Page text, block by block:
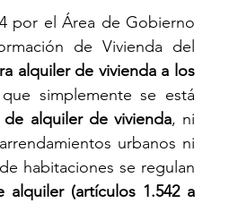
por el Área de Gobierno
alquiler de vivienda a los
simplemente se está
alquiler de vivienda, ni
urbanos ni
habitaciones se regulan
(artículos 1.542 a